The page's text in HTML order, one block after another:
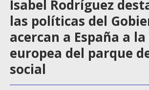
Isabel Rodríguez
las políticas del
acercan a España a
europea del parque
social